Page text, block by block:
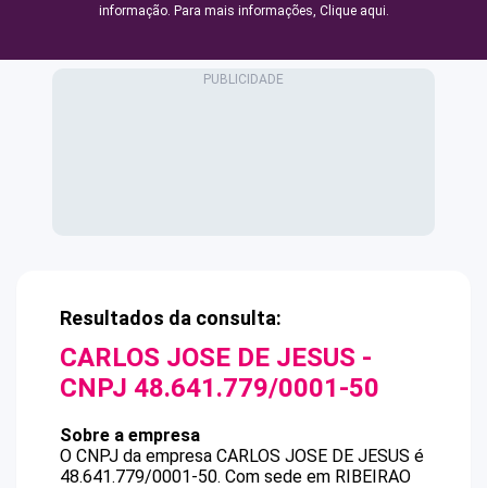
informação. Para mais informações, Clique aqui.
Resultados da consulta:
CARLOS JOSE DE JESUS -
CNPJ 48.641.779/0001-50
Sobre a empresa
O CNPJ da empresa CARLOS JOSE DE JESUS é
48.641.779/0001-50. Com sede em RIBEIRAO